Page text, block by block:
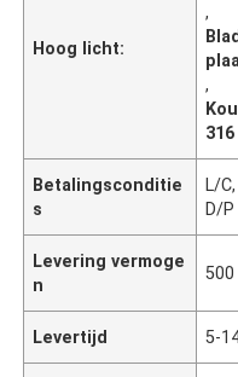
Hoog licht:
,
,
316
Betalingsconditie
s
L/
D/P
Levering vermoge
n
Levertijd 5-